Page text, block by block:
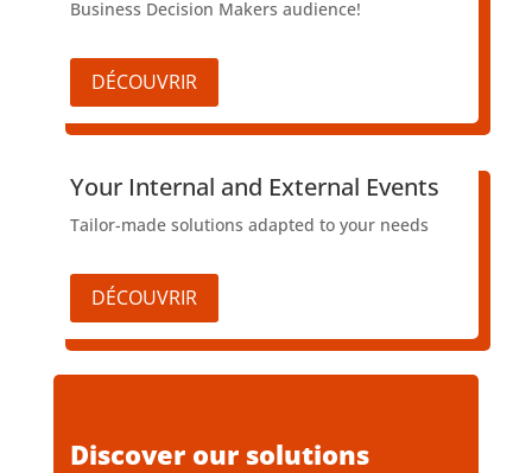
Business Decision Makers audience!
DÉCOUVRIR
​Your Internal and External Events
Tailor-made solutions adapted to your needs
DÉCOUVRIR
Discover our solutions